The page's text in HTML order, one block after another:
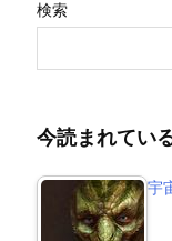
検索
今読まれてい
宇